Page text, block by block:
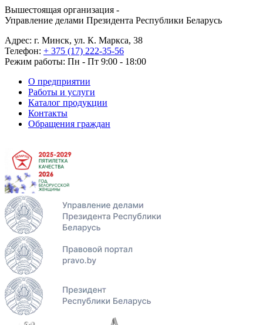
Вышестоящая организация -
Управление делами Президента Республики Беларусь
Адрес: г. Минск, ул. К. Маркса, 38
Телефон: + 375 (17) 222-35-56
Режим работы: Пн - Пт 9:00 - 18:00
О предприятии
Работы и услуги
Каталог продукции
Контакты
Обращения граждан